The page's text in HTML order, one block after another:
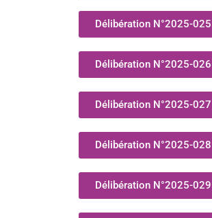
Délibération N°2025-025
Délibération N°2025-026
Délibération N°2025-027
Délibération N°2025-028
Délibération N°2025-029